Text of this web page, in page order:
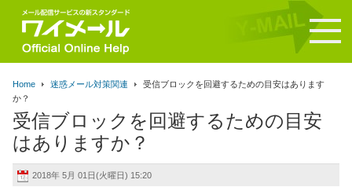
Home 迷惑メール対策関連
受信ブロックを回避するための目安はあります
か？
受信ブロックを回避するための目安
はありますか？
2018年 5月 01日(火曜日) 15:20